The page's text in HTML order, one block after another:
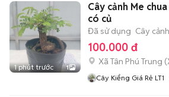
1 phút trước 1
Cây cảnh Me
có củ
Đã sử dụng Cây
100.000 đ
Xã Tân Phú Trung (
Cây Kiểng Giá Rẻ LT1